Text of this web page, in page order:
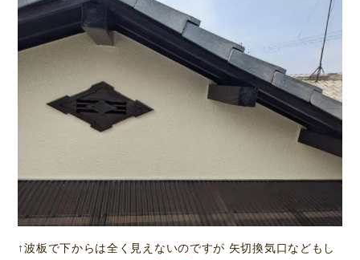
↑波板で下からは全く見えないのですが 矢切換気口などもし